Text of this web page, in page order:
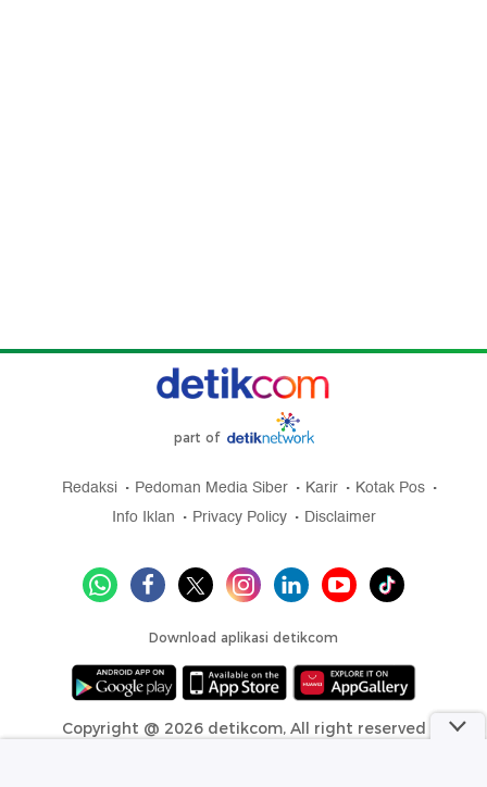
part of
Redaksi Pedoman Media Siber Karir
Kotak Pos
Info Iklan
Privacy Policy Disclaimer
Download aplikasi detikcom
Copyright @ 2026 detikcom, All right reserved